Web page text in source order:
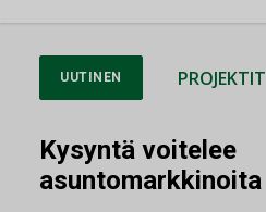
UUTINEN PROJEKTIT
Kysyntä voitelee
asuntomarkkinoita